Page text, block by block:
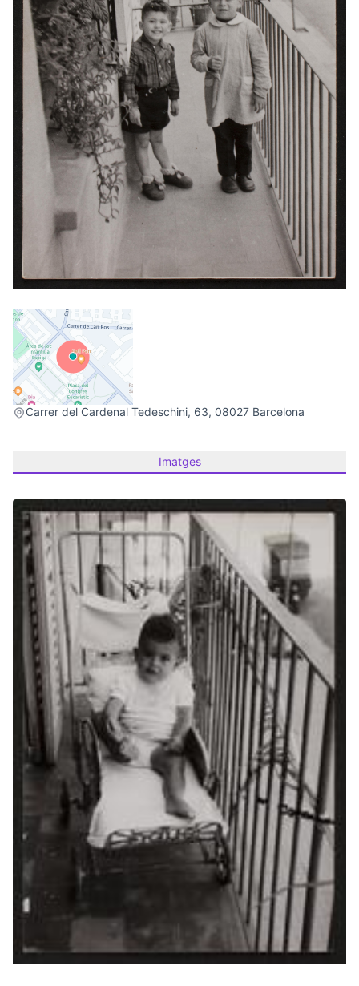
Carrer del Cardenal Tedeschini, 63, 08027 Barcelona
(Link externo)
Imatges